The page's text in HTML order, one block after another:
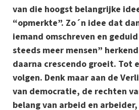
van die hoogst belangrijke
“opmerkte”. Zo´n idee dat
iemand omschreven en
steeds meer mensen”
daarna crescendo groeit. Tot
volgen. Denk maar aan de
van democratie, de rechten
belang van arbeid en